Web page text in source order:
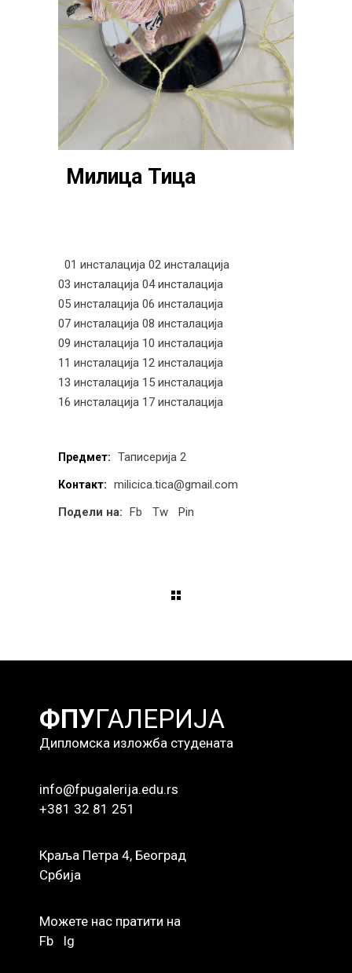
Милица Тица
01 инсталација 02 инсталација
03 инсталација 04 инсталација
05 инсталација 06 инсталација
07 инсталација 08 инсталација
09 инсталација 10 инсталација
11 инсталација 12 инсталација
13 инсталација 15 инсталација
16 инсталација 17 инсталација
Предмет: Таписерија 2
Контакт:
milicica.tica@gmail.com
Подели на: Fb Tw Pin
ФПУГАЛЕРИЈА
Дипломска изложба студената
info@fpugalerija.edu.rs
+381 32 81 251
Краља Петра 4, Београд
Србија
Можете нас пратити на
Fb
Ig